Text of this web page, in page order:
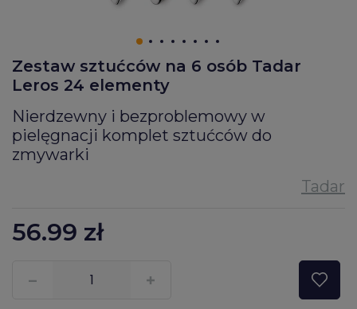
Zestaw sztućców na 6 osób Tadar
Leros 24 elementy
Nierdzewny i bezproblemowy w
pielęgnacji komplet sztućców do
zmywarki
56.99 zł